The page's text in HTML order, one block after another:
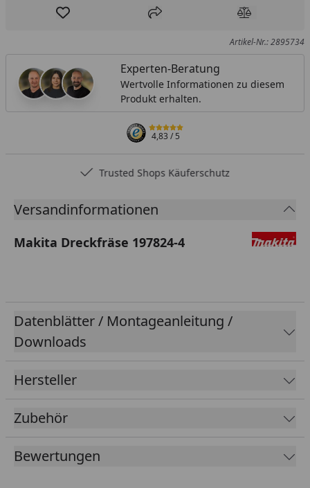
Produkt zur Wunschliste hinzufügen
Teilen Produkt
Artikel-Nr.: 2895734
Experten-Beratung
Wertvolle Informationen zu diesem
Produkt erhalten.
4,83/ 5
Trusted Shops Käuferschutz
Versandinformationen
Makita Dreckfräse 197824-4
Datenblätter / Montageanleitung /
Downloads
Hersteller
Zubehör
Bewertungen